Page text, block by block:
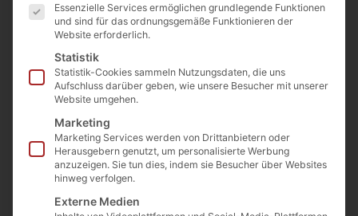
Wilder Honig HATERK 450g.
55,00€ inkl. MwSt.
Enthält 7% MwSt. 7 % DE
/ 100 g)
zzgl.Versand
Nicht vorrätig
In die Wunschliste
Essenzielle Services ermöglichen grundlegende Funktionen
und sind für das ordnungsgemäße Funktionieren der
Website erforderlich.
Statistik
Statistik-Cookies sammeln Nutzungsdaten, die uns
Aufschluss darüber geben, wie unsere Besucher mit unserer
Website umgehen.
Marketing
Marketing Services werden von Drittanbietern oder
Herausgebern genutzt, um personalisierte Werbung
anzuzeigen. Sie tun dies, indem sie Besucher über Websites
hinweg verfolgen.
Externe Medien